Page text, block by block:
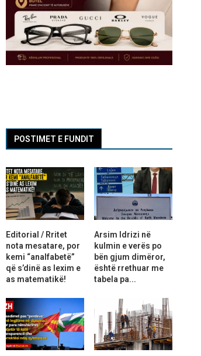
POSTIMET E FUNDIT
Editorial / Rritet
nota mesatare, por
kemi “analfabetë”
që s’dinë as lexim e
as matematikë!
Arsim Idrizi në
kulmin e verës po
bën gjum dimëror,
është rrethuar me
tabela pa...